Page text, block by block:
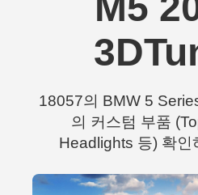
18057의 BMW 5
의 커스텀 부품
Headlights 등) 확인